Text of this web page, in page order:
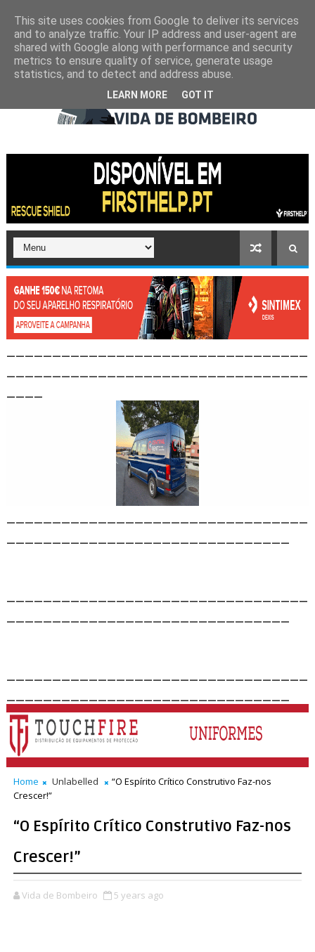
Home Unlabelled
“O Espírito Crítico Construtivo Faz-nos
Crescer!”
“O Espírito Crítico Construtivo Faz-nos
Crescer!”
Vida de Bombeiro 5 years ago
This site uses cookies from Google to deliver its services
and to analyze traffic. Your IP address and user-agent are
shared with Google along with performance and security
metrics to ensure quality of service, generate usage
statistics, and to detect and address abuse.
LEARN MORE GOT IT